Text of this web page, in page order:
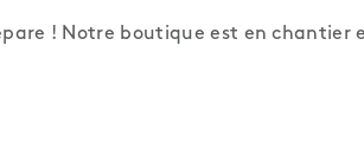
! Notre boutique est en chantier